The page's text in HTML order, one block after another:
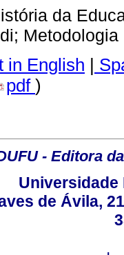
da
in English |
pdf )
- Editora
Universidade
de Ávila,